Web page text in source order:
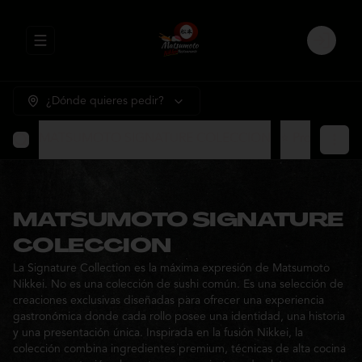
Abrir menu de navegación Login
¿Dónde quieres pedir?
MATSUMOTO SIGNATURE
COLECCION
La Signature Collection es la máxima expresión de Matsumoto
Nikkei. No es una colección de sushi común. Es una selección de
creaciones exclusivas diseñadas para ofrecer una experiencia
gastronómica donde cada rollo posee una identidad, una historia
y una presentación única. Inspirada en la fusión Nikkei, la
colección combina ingredientes premium, técnicas de alta cocina